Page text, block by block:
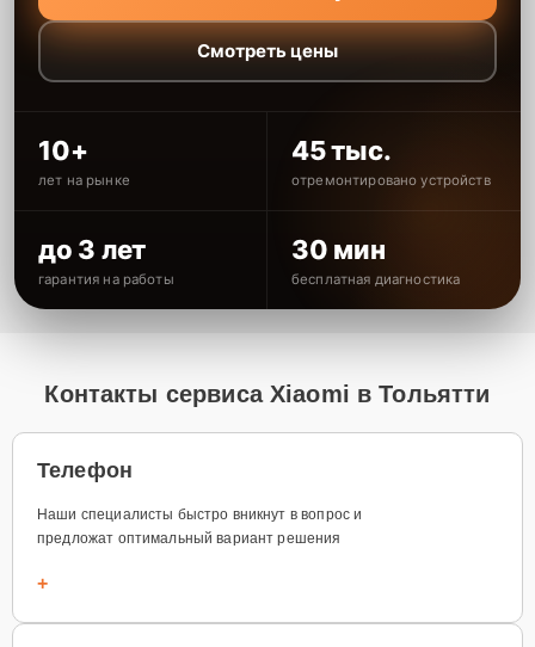
Смотреть цены
10+
лет на рынке
45 тыс.
отремонтировано устройств
до 3 лет
гарантия на работы
30 мин
бесплатная диагностика
Контакты сервиса Xiaomi в Тольятти
Телефон
Наши специалисты быстро вникнут в вопрос и
предложат оптимальный вариант решения
+